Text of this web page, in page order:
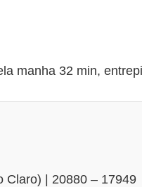
manha 32 min,
Claro) | 20880 – 17949